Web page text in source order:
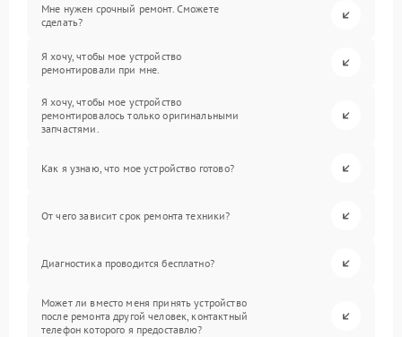
Мне нужен срочный ремонт. Сможете
сделать?
Я хочу, чтобы мое устройство
ремонтировали при мне.
Я хочу, чтобы мое устройство
ремонтировалось только оригинальными
запчастями.
Как я узнаю, что мое устройство готово?
От чего зависит срок ремонта техники?
Диагностика проводится бесплатно?
Может ли вместо меня принять устройство
после ремонта другой человек, контактный
телефон которого я предоставлю?